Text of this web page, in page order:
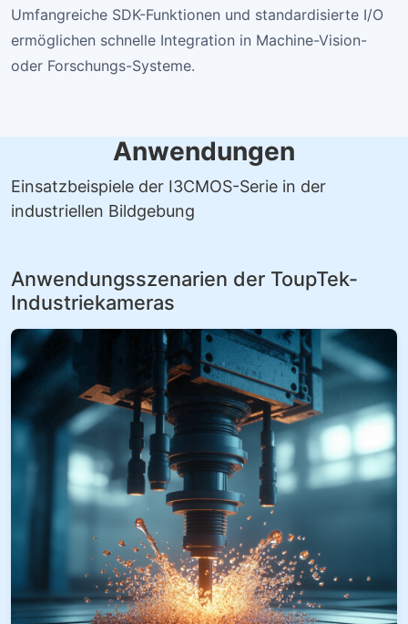
Umfangreiche SDK-Funktionen und standardisierte I/O
ermöglichen schnelle Integration in Machine-Vision-
oder Forschungs-Systeme.
Anwendungen
Einsatzbeispiele der I3CMOS-Serie in der
industriellen Bildgebung
Anwendungsszenarien der ToupTek-
Industriekameras